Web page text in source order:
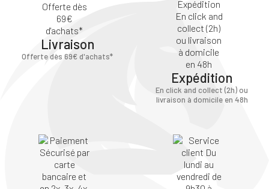
Livraison
Offerte dès 69€ d'achats*
Expédition
En click and collect (2h) ou
livraison à domicile en 48h